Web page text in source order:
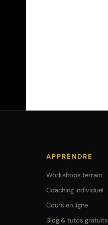
APPRENDRE
Workshops terrain
Coaching individuel
Cours en ligne
Blog & tutos gratuits